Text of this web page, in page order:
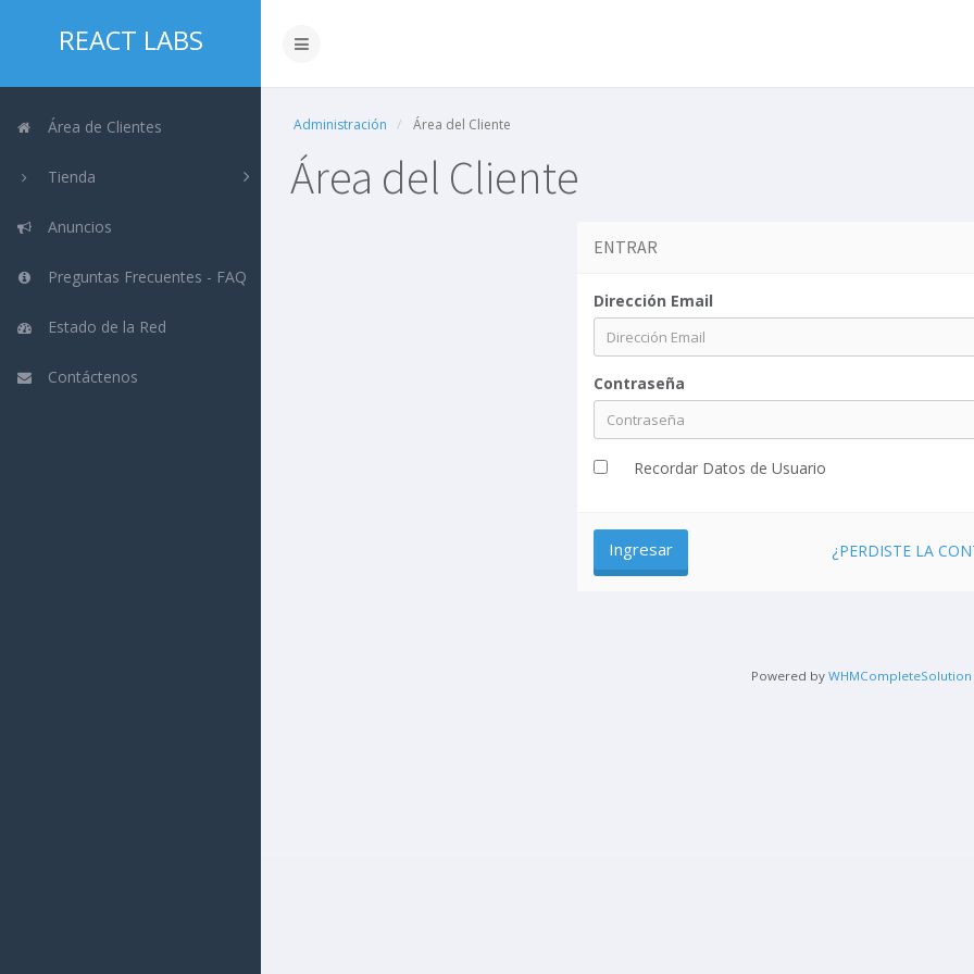
REACT LABS
Área de Clientes
Tienda
Anuncios
Preguntas Frecuentes - FAQ
Estado de la Red
Contáctenos
Administración Área del Cliente
Área del Cliente
ENTRAR
Dirección Email
Contraseña
Recordar Datos de Usuario
¿PERDISTE LA
Powered by WHMCompleteSolution